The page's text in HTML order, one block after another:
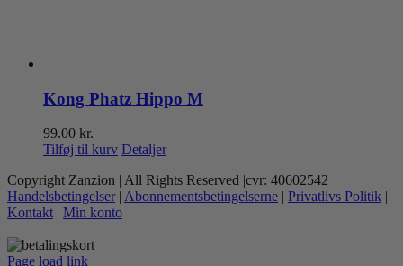
Kong Phatz Hippo M
99.00 kr.
Tilføj til kurv Detaljer
Copyright Zanzion | All Rights Reserved |cvr: 40602542
Handelsbetingelser | Abonnementsbetingelserne | Privatlivs Politik |
Kontakt | Min konto
Page load link